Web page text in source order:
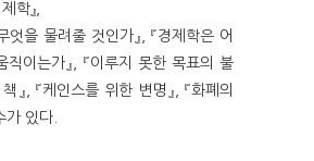
학』,
엇을 물려줄 것인가』, 『경제학은 어
이는가』, 『이루지 못한 목표의 불
』, 『케인스를 위한 변명』, 『화폐의
가 있다.